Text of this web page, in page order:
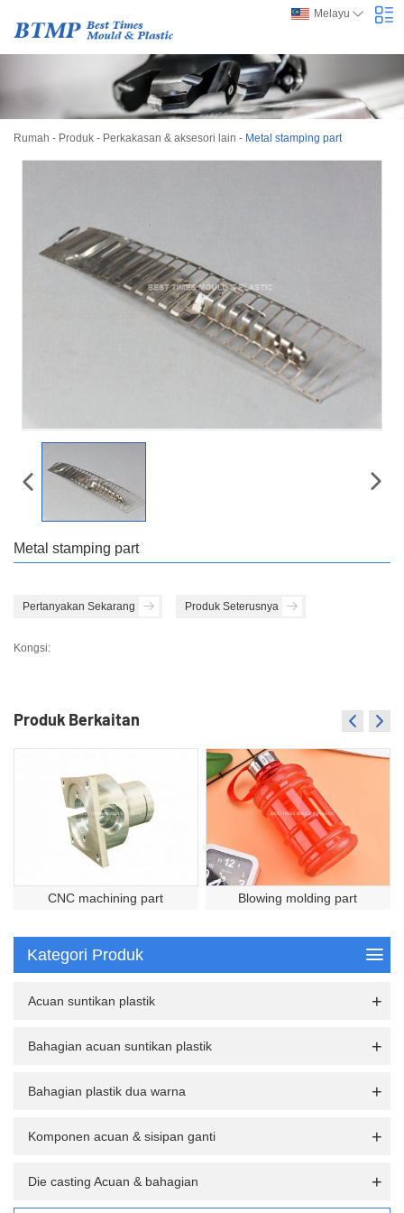
Melayu
Rumah - Produk - Perkakasan & aksesori lain - Metal stamping part
Metal stamping part
Pertanyakan Sekarang Produk Seterusnya
Kongsi:
Produk Berkaitan
CNC machining part Blowing molding part
Kategori Produk
Acuan suntikan plastik
Bahagian acuan suntikan plastik
Bahagian plastik dua warna
Komponen acuan & sisipan ganti
Die casting Acuan & bahagian